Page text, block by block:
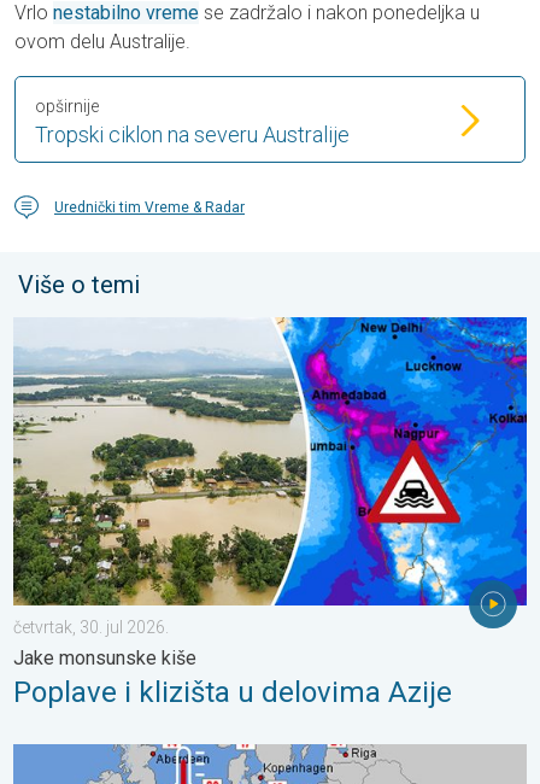
Vrlo nestabilno vreme se zadržalo i nakon ponedeljka u
ovom delu Australije.
Tropski ciklon na severu Australije
opširnije
Urednički tim Vreme & Radar
Više o temi
Poplave i klizišta u delovima Azije. Jake monsunske kiše. . .
četvrtak, 30. jul 2026.
Jake monsunske kiše
Poplave i klizišta u delovima Azije
Neobično topla mora oko Evrope. Temperatura vode do